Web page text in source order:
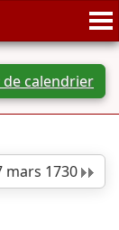
calendrier
mars 1730